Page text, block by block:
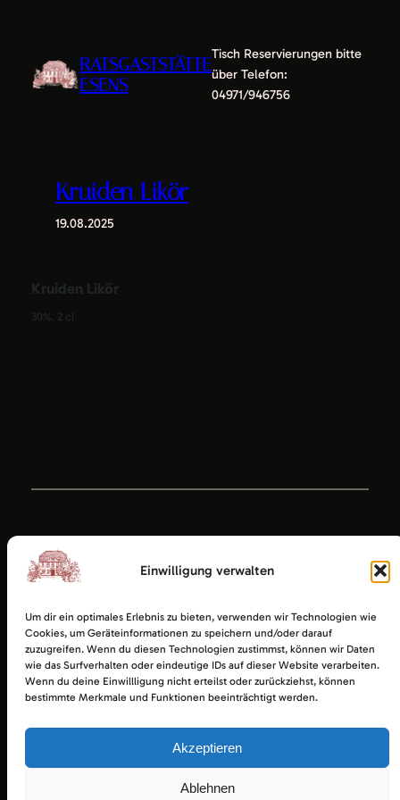
Einwilligung verwalten
Um dir ein optimales Erlebnis zu bieten, verwenden wir Technologien wie
Cookies, um Geräteinformationen zu speichern und/oder darauf
zuzugreifen. Wenn du diesen Technologien zustimmst, können wir Daten
wie das Surfverhalten oder eindeutige IDs auf dieser Website verarbeiten.
Wenn du deine Einwillligung nicht erteilst oder zurückziehst, können
bestimmte Merkmale und Funktionen beeinträchtigt werden.
Akzeptieren
Ablehnen
springen
RATSGASTSTÄTTE
ESENS
Tisch Reservierungen bitte
über Telefon:
04971/946756
Kruiden Likör
19.08.2025
Kruiden Likör
30%, 2 cl
Ratsgaststätte Esens Impressum|Datenschutz|Startseite